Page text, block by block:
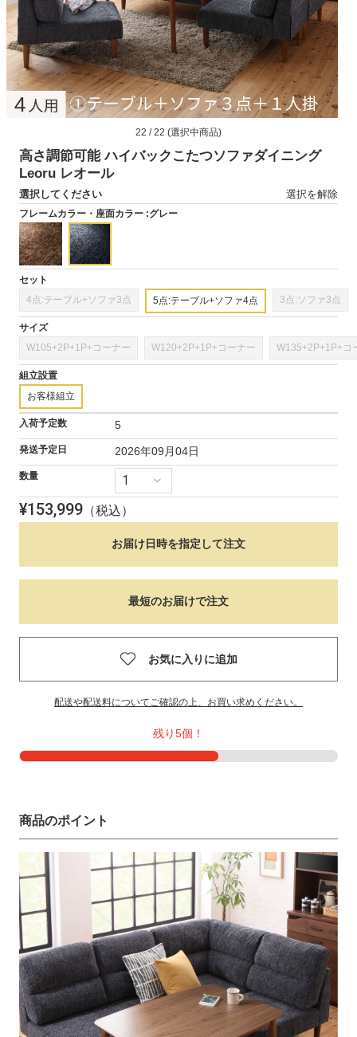
く
22 / 22 (選択中商品)
高さ調節可能 ハイバックこたつソファダイニング
Leoru レオール
選択してください 選択を解除
フレームカラー・座面カラー :グレー
セット
4点:テーブル+ソファ3点
5点:テーブル+ソファ4点 3点:ソファ3点
サイズ
W105+2P+1P+コーナー
W120+2P+1P+コーナー W135+2P+1P+コ
組立設置
お客様組立
入荷予定数 5
発送予定日 2026年09月04日
数量
¥153,999 （税込）
お届け日時を指定して注文
最短のお届けで注文
お気に入りに追加
配送や配送料についてご確認の上、お買い求めください。
残り5個！
商品のポイント